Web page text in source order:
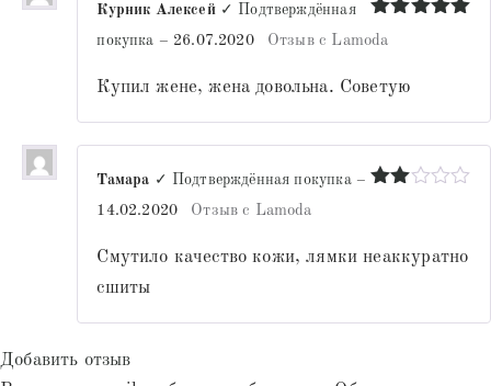
Оценка
из 5
Курник Алексей ✓ Подтверждённая
покупка – 26.07.2020 Отзыв с Lamoda
Купил жене, жена довольна. Советую
Тамара ✓ Подтверждённая покупка –
14.02.2020
Отзыв с Lamoda
Смутило качество кожи, лямки неаккуратно
сшиты
Добавить отзыв